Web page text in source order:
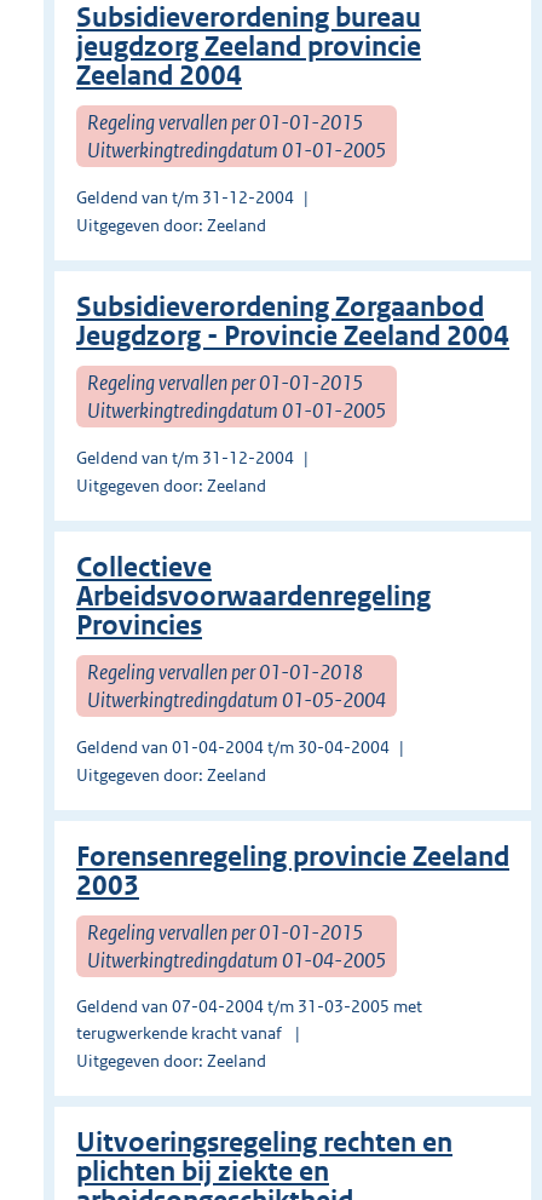
Subsidieverordening bureau
jeugdzorg Zeeland provincie
Zeeland 2004
Regeling vervallen per 01-01-2015
Uitwerkingtredingdatum 01-01-2005
Geldend van t/m 31-12-2004
Uitgegeven door: Zeeland
Subsidieverordening Zorgaanbod
Jeugdzorg - Provincie Zeeland 2004
Regeling vervallen per 01-01-2015
Uitwerkingtredingdatum 01-01-2005
Geldend van t/m 31-12-2004
Uitgegeven door: Zeeland
Collectieve
Arbeidsvoorwaardenregeling
Provincies
Regeling vervallen per 01-01-2018
Uitwerkingtredingdatum 01-05-2004
Geldend van 01-04-2004 t/m 30-04-2004
Uitgegeven door: Zeeland
Forensenregeling provincie Zeeland
2003
Regeling vervallen per 01-01-2015
Uitwerkingtredingdatum 01-04-2005
Geldend van 07-04-2004 t/m 31-03-2005 met
terugwerkende kracht vanaf
Uitgegeven door: Zeeland
Uitvoeringsregeling rechten en
plichten bij ziekte en